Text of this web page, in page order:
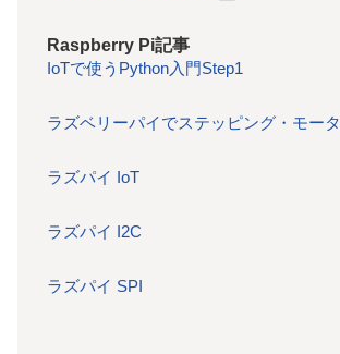
Raspberry Pi記事
IoTで使うPython入門Step1
ラズベリーパイでステッピング・モータ
ラズパイ IoT
ラズパイ I2C
ラズパイ SPI